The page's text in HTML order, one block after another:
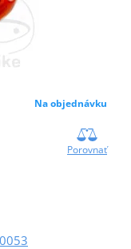
Na objednávku
Porovnať